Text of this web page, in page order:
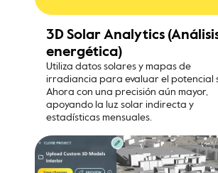
3D Solar Analytics
energética)
Utiliza datos solares y mapas de
irradiancia para evaluar el potencial
Ahora con una precisión aún mayor,
apoyando la luz solar indirecta y
estadísticas mensuales.